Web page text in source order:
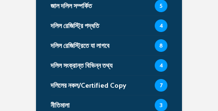
জাল দলিল সম্পর্কিত 5
দলিল রেজিস্ট্রি পদ্ধতি 4
দলিল রেজিস্ট্রিতে যা লাগবে 8
দলিল সংক্রান্ত বিভিন্ন তথ্য 4
দলিলের নকল/Certified Copy 7
নীতিমালা 3